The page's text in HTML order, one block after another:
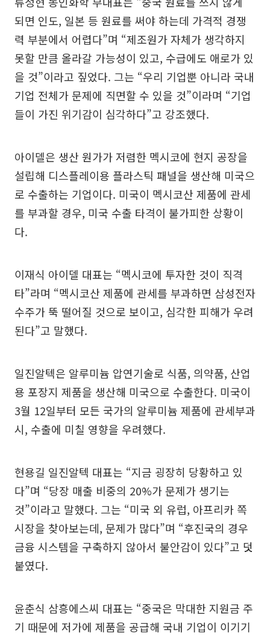
되면 인도, 일본 등 원료를 써야 하는데 가격적 경쟁
력 부분에서 어렵다”며 “제조원가 자체가 생각하지
못할 만큼 올라갈 가능성이 있고, 수급에도 애로가 있
을 것”이라고 짚었다. 그는 “우리 기업뿐 아니라 국내
기업 전체가 문제에 직면할 수 있을 것”이라며 “기업
들이 가진 위기감이 심각하다”고 강조했다.
아이델은 생산 원가가 저렴한 멕시코에 현지 공장을
설립해 디스플레이용 플라스틱 패널을 생산해 미국으
로 수출하는 기업이다. 미국이 멕시코산 제품에 관세
를 부과할 경우, 미국 수출 타격이 불가피한 상황이
다.
이재식 아이델 대표는 “멕시코에 투자한 것이 직격
타”라며 “멕시코산 제품에 관세를 부과하면 삼성전자
수주가 뚝 떨어질 것으로 보이고, 심각한 피해가 우려
된다”고 말했다.
일진알텍은 알루미늄 압연기술로 식품, 의약품, 산업
용 포장지 제품을 생산해 미국으로 수출한다. 미국이
3월 12일부터 모든 국가의 알루미늄 제품에 관세부과
시, 수출에 미칠 영향을 우려했다.
현용길 일진알텍 대표는 “지금 굉장히 당황하고 있
다”며 “당장 매출 비중의 20%가 문제가 생기는
것”이라고 말했다. 그는 “미국 외 유럽, 아프리카 쪽
시장을 찾아보는데, 문제가 많다”며 “후진국의 경우
금융 시스템을 구축하지 않아서 불안감이 있다”고 덧
붙였다.
윤춘식 삼흥에스씨 대표는 “중국은 막대한 지원금 주
기 때문에 저가에 제품을 공급해 국내 기업이 이기기